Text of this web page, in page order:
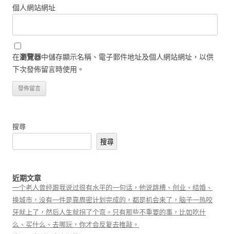
個人網站網址
在瀏覽器中儲存顯示名稱、電子郵件地址及個人網站網址，以供
下次發佈留言時使用。
搜尋
搜尋
近期文章
一个老人曾经跟我说过很有水平的一句话，他说跳槽、创业、结婚、
换城市，没有一件是靠周密计划完成的，都是机会来了，脑子一热咬
牙就上了，然后人生就拐了个弯。只有那些不重要的事，比如吃什
么、买什么、去哪玩，你才会反复去推敲。